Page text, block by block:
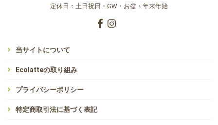
定休日：土日祝日・GW・お盆・年末年始
当サイトについて
Ecolatteの取り組み
プライバシーポリシー
特定商取引法に基づく表記